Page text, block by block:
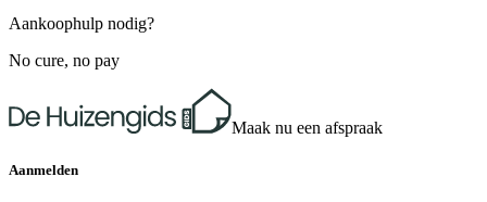
Aankoophulp nodig?
No cure, no pay
Maak nu een afspraak
Aanmelden